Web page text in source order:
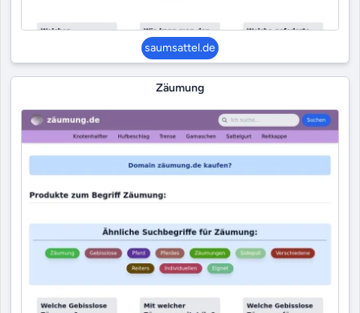
saumsattel.de
Zäumung